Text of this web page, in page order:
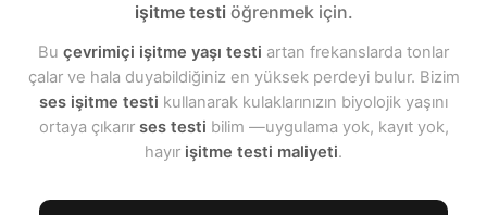
işitme testi öğrenmek için.
Bu çevrimiçi işitme yaşı testi artan frekanslarda tonlar
çalar ve hala duyabildiğiniz en yüksek perdeyi bulur. Bizim
ses işitme testi kullanarak kulaklarınızın biyolojik yaşını
ortaya çıkarır ses testi bilim —uygulama yok, kayıt yok,
hayır işitme testi maliyeti.